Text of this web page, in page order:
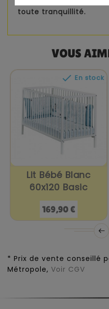
toute tranquillité.
VOUS
 En stock
Lit Bébé Blanc
60x120 Basic
Prix
169,90 €
* Prix de vente conseillé
Métropole, Voir CGV